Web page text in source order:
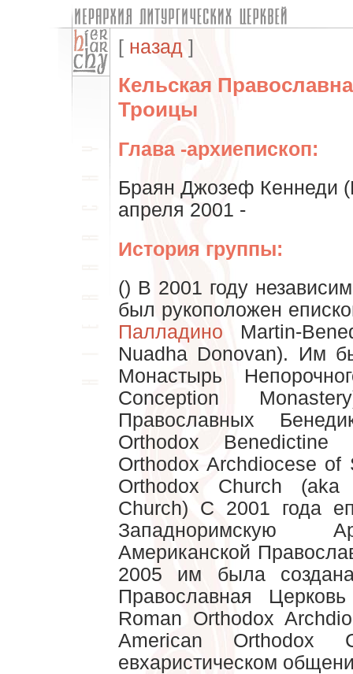
[ назад ]
Кельская
Троицы
Глава -архиепископ:
Браян Джозеф Кеннеди
апреля 2001 -
История группы:
() В 2001 году
был рукоположен
Палладино Martin-
Nuadha Donovan). Им
Монастырь
Conception
Православных
Orthodox
Orthodox Archdiocese
Orthodox Church
Church) С 2001 года
Западноримскую
Американской
2005 им была
Православная
Roman Orthodox
American Orthodox
евхаристическом